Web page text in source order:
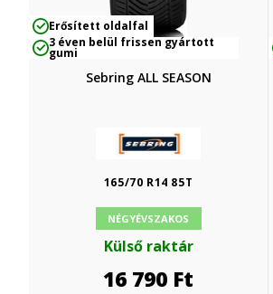
Erősített oldalfal
3 éven belül frissen gyártott
gumi
Sebring ALL SEASON
165/70 R14 85T
NÉGYÉVSZAKOS
Külső raktár
16 790 Ft